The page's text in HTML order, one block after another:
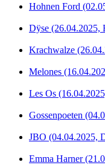
Hohnen Ford
Dÿse (26.04.2025,
Krachwalze
Melones
Les Os
Gossenpoeten
JBO (04.04.2025,
Emma Harner